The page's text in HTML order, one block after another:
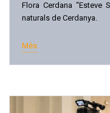
Flora Cerdana
naturals de Cerdanya.
Més